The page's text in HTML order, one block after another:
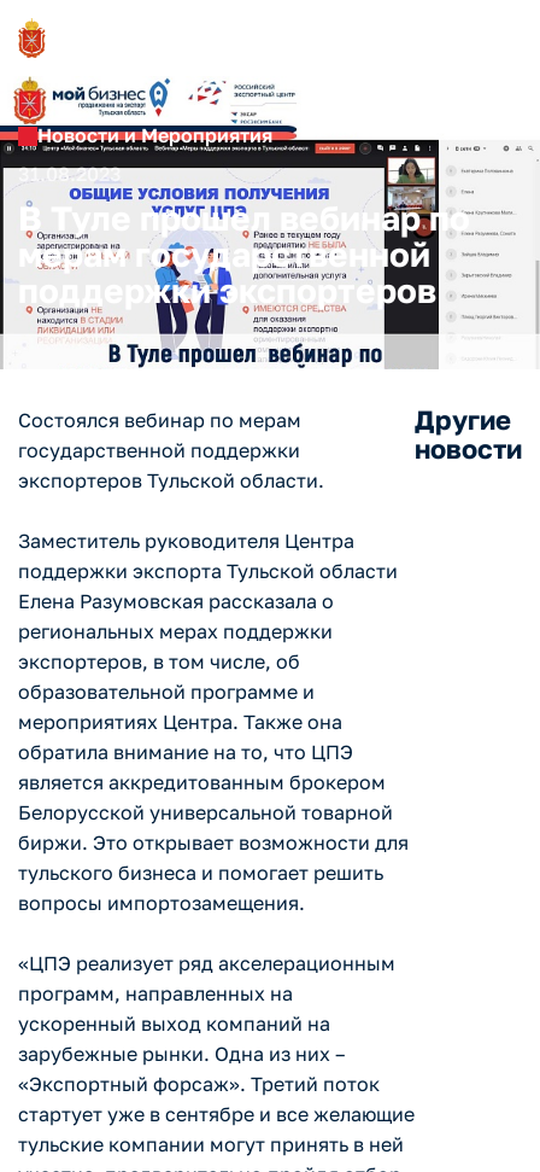
Новости и Мероприятия
31.08.2023
В Туле прошел вебинар по
мерам государственной
поддержки экспортеров
Состоялся вебинар по мерам
государственной поддержки
экспортеров Тульской области.
Заместитель руководителя Центра
поддержки экспорта Тульской области
Елена Разумовская рассказала о
региональных мерах поддержки
экспортеров, в том числе, об
образовательной программе и
мероприятиях Центра. Также она
обратила внимание на то, что ЦПЭ
является аккредитованным брокером
Белорусской универсальной товарной
биржи. Это открывает возможности для
тульского бизнеса и помогает решить
вопросы импортозамещения.
«ЦПЭ реализует ряд акселерационным
программ, направленных на
ускоренный выход компаний на
зарубежные рынки. Одна из них –
«Экспортный форсаж». Третий поток
стартует уже в сентябре и все желающие
тульские компании могут принять в ней
Другие
новости